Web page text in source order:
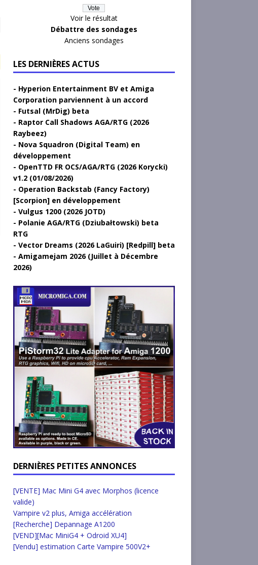
Voir le résultat
Débattre des sondages
Anciens sondages
LES DERNIÈRES ACTUS
Hyperion Entertainment BV et Amiga
Corporation parviennent à un accord
Futsal (MrDig) beta
Raptor Call Shadows AGA/RTG (2026
Raybeez)
Nova Squadron (Digital Team) en
développement
OpenTTD FR OCS/AGA/RTG (2026 Korycki)
v1.2 (01/08/2026)
Operation Backstab (Fancy Factory)
[Scorpion] en développement
Vulgus 1200 (2026 JOTD)
Polanie AGA/RTG (Dziubałtowski) beta
RTG
Vector Dreams (2026 LaGuiri) [Redpill] beta
Amigamejam 2026 (Juillet à Décembre
2026)
DERNIÈRES PETITES ANNONCES
[VENTE] Mac Mini G4 avec Morphos (licence
valide)
Vampire v2 plus, Amiga accélération
[Recherche] Depannage A1200
[VEND][Mac MiniG4 + Odroid XU4]
[Vendu] estimation Carte Vampire 500V2+